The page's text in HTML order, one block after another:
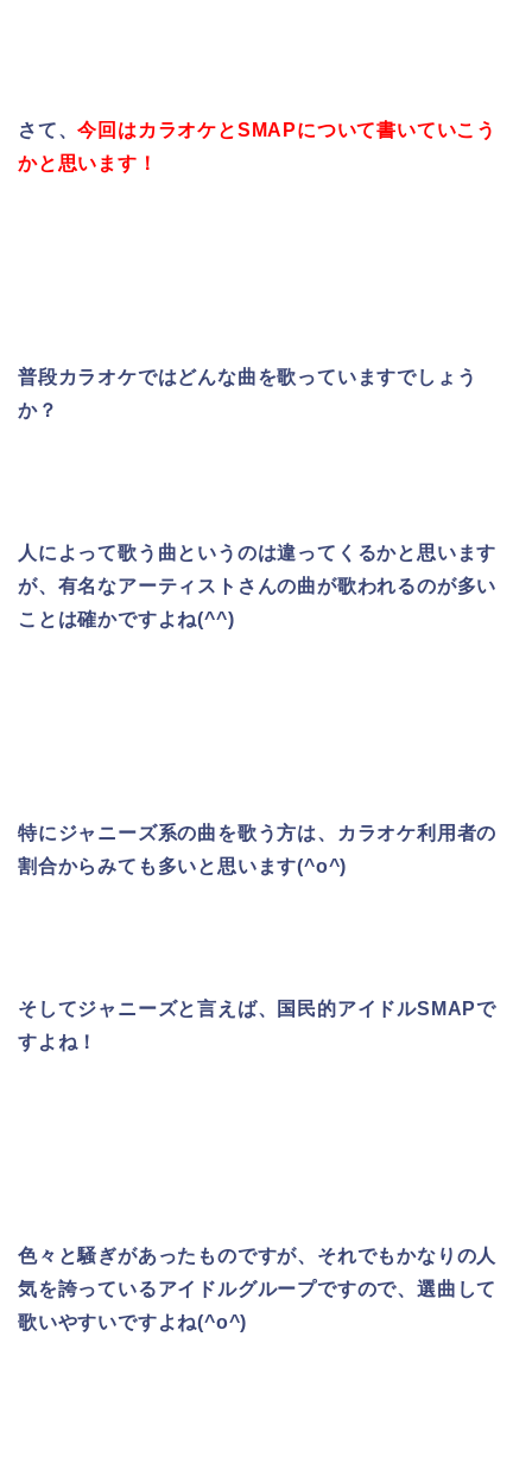
さて、今回はカラオケとSMAPについて書いていこう
かと思います！
普段カラオケではどんな曲を歌っていますでしょう
か？
人によって歌う曲というのは違ってくるかと思います
が、 有名なアーティストさんの曲が歌われるのが多い
ことは確かですよね(^^)
特にジャニーズ系の曲を歌う方は、カラオケ利用者の
割合からみても多いと思います(^o^)
そしてジャニーズと言えば、国民的アイドルSMAPで
すよね！
色々と騒ぎがあったものですが、それでもかなりの人
気を誇っているアイドルグループですので、 選曲して
歌いやすいですよね(^o^)